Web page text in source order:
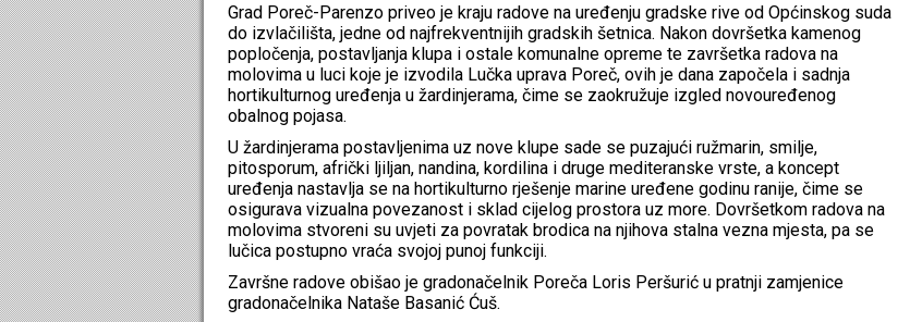
Grad Poreč-Parenzo priveo je kraju radove na uređenju gradske rive od Općinskog suda
do izvlačilišta, jedne od najfrekventnijih gradskih šetnica. Nakon dovršetka kamenog
popločenja, postavljanja klupa i ostale komunalne opreme te završetka radova na
molovima u luci koje je izvodila Lučka uprava Poreč, ovih je dana započela i sadnja
hortikulturnog uređenja u žardinjerama, čime se zaokružuje izgled novouređenog
obalnog pojasa.
U žardinjerama postavljenima uz nove klupe sade se puzajući ružmarin, smilje,
pitosporum, afrički ljiljan, nandina, kordilina i druge mediteranske vrste, a koncept
uređenja nastavlja se na hortikulturno rješenje marine uređene godinu ranije, čime se
osigurava vizualna povezanost i sklad cijelog prostora uz more. Dovršetkom radova na
molovima stvoreni su uvjeti za povratak brodica na njihova stalna vezna mjesta, pa se
lučica postupno vraća svojoj punoj funkciji.
Završne radove obišao je gradonačelnik Poreča Loris Peršurić u pratnji zamjenice
gradonačelnika Nataše Basanić Ćuš.